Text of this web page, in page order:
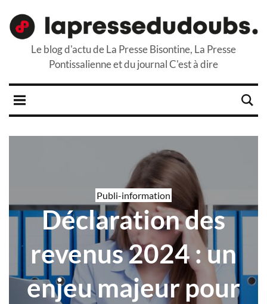
Le blog d'actu de La Presse Bisontine, La Presse
Pontissalienne et du journal C'est à dire
Publi-information
Déclaration des
revenus 2024 : un
enjeu majeur pour